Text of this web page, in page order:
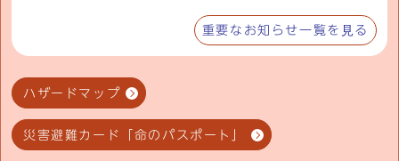
重要なお知らせ一覧を見る
ハザードマップ
災害避難カード「命のパスポート」